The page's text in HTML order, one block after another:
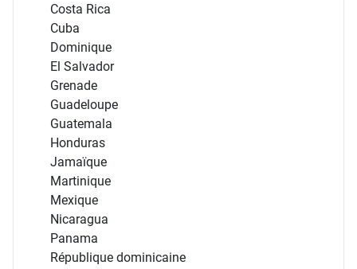
Costa Rica
Cuba
Dominique
El Salvador
Grenade
Guadeloupe
Guatemala
Honduras
Jamaïque
Martinique
Mexique
Nicaragua
Panama
République dominicaine